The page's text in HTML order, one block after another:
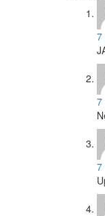
7
7
7